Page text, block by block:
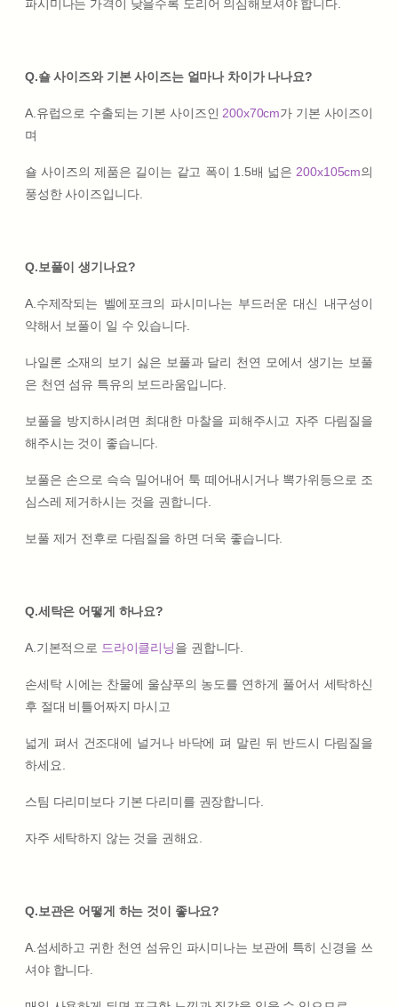
파시미나는 가격이 낮을수록 도리어 의심해보셔야 합니다.
Q.숄 사이즈와 기본 사이즈는 얼마나 차이가 나나요?
A.유럽으로 수출되는 기본 사이즈인 200x70cm가 기본 사이즈이
며
숄 사이즈의 제품은 길이는 같고 폭이 1.5배 넓은 200x105cm의
풍성한 사이즈입니다.
Q.보풀이 생기나요?
A.수제작되는 벨에포크의 파시미나는 부드러운 대신 내구성이
약해서 보풀이 일 수 있습니다.
나일론 소재의 보기 싫은 보풀과 달리 천연 모에서 생기는 보풀
은 천연 섬유 특유의 보드라움입니다.
보풀을 방지하시려면 최대한 마찰을 피해주시고 자주 다림질을
해주시는 것이 좋습니다.
보풀은 손으로 슥슥 밀어내어 툭 떼어내시거나 뽁가위등으로 조
심스레 제거하시는 것을 권합니다.
보풀 제거 전후로 다림질을 하면 더욱 좋습니다.
Q.세탁은 어떻게 하나요?
A.기본적으로 드라이클리닝을 권합니다.
손세탁 시에는 찬물에 울샴푸의 농도를 연하게 풀어서 세탁하신
후 절대 비틀어짜지 마시고
넓게 펴서 건조대에 널거나 바닥에 펴 말린 뒤 반드시 다림질을
하세요.
스팀 다리미보다 기본 다리미를 권장합니다.
자주 세탁하지 않는 것을 권해요.
Q.보관은 어떻게 하는 것이 좋나요?
A.섬세하고 귀한 천연 섬유인 파시미나는 보관에 특히 신경을 쓰
셔야 합니다.